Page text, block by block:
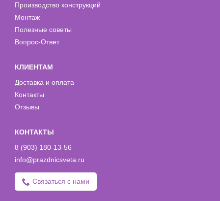
Производство конструкций
Монтаж
Полезные советы
Вопрос-Ответ
КЛИЕНТАМ
Доставка и оплата
Контакты
Отзывы
КОНТАКТЫ
8 (903) 180-13-56
info@prazdnicsveta.ru
Связаться с нами